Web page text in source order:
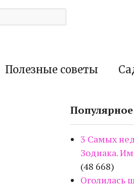
Полезные советы
Популярное
3 Самых
Зодиака.
(48 668)
Оголилась